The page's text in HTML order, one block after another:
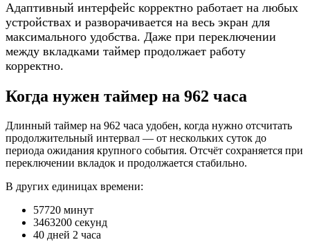
Адаптивный интерфейс корректно работает на любых
устройствах и разворачивается на весь экран для
максимального удобства. Даже при переключении
между вкладками таймер продолжает работу
корректно.
Когда нужен таймер на 962 часа
Длинный таймер на 962 часа удобен, когда нужно отсчитать
продолжительный интервал — от нескольких суток до
периода ожидания крупного события. Отсчёт сохраняется при
переключении вкладок и продолжается стабильно.
В других единицах времени:
57720 минут
3463200 секунд
40 дней 2 часа